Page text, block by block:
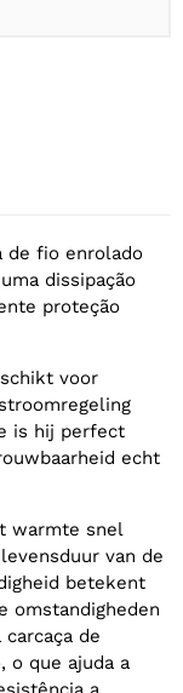
de fio enrolado
dissipação
proteção
voor
is hij perfect
echt
warmte snel
van de
betekent
omstandigheden
de
o que ajuda a